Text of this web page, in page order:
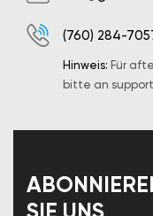
(760) 284-
Hinweis: Für
bitte an